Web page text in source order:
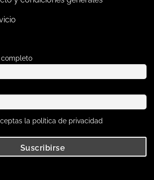
la política de privacidad